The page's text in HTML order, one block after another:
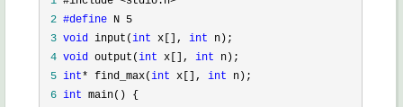
2 #define
3 void input(int x[], int
4 void output(int x[], int
5 int* find_max(int x[], int
6 int